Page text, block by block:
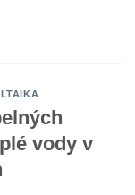
vody v